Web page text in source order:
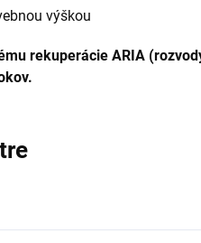
výškou
rekuperácie ARIA